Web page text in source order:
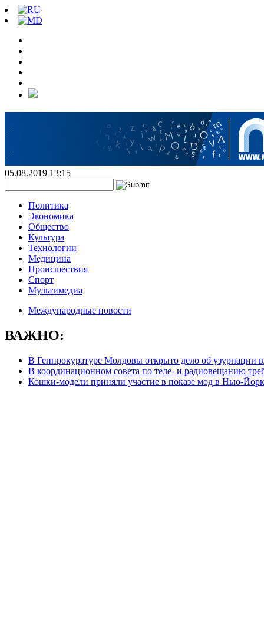
05.08.2019 13:15
Политика
Экономика
Общество
Культура
Технологии
Медицина
Происшествия
Спорт
Мультимедиа
Международные новости
ВАЖНО:
В Генпрокуратуре Молдовы открыто дело об узурпации
В координационном совета по теле- и радиовещанию
Кошки-модели приняли участие в показе мод в Нью-